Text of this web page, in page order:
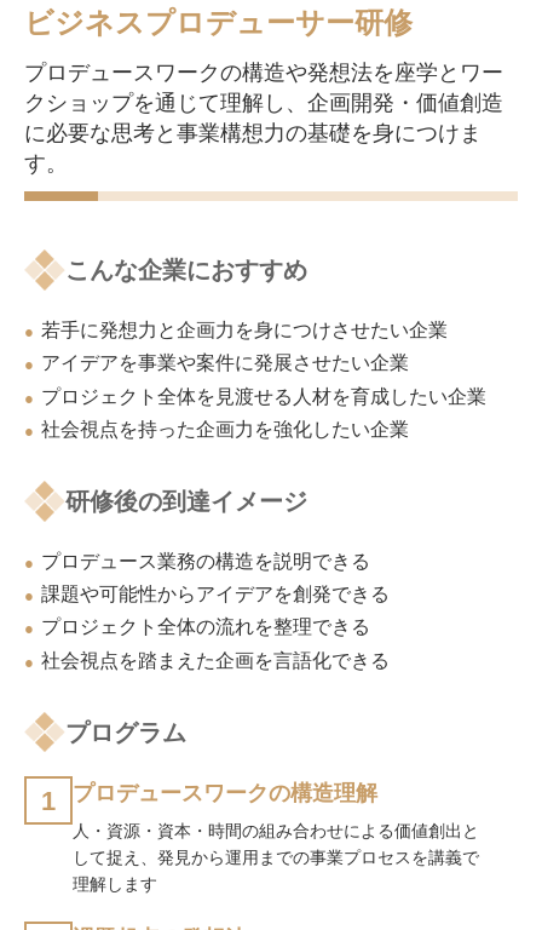
ビジネスプロデューサー研修
プロデュースワークの構造や発想法を座学とワー
クショップを通じて理解し、企画開発・価値創造
に必要な思考と事業構想力の基礎を身につけま
す。
こんな企業におすすめ
● 若手に発想力と企画力を身につけさせたい企業
● アイデアを事業や案件に発展させたい企業
● プロジェクト全体を見渡せる人材を育成したい企業
● 社会視点を持った企画力を強化したい企業
研修後の到達イメージ
● プロデュース業務の構造を説明できる
● 課題や可能性からアイデアを創発できる
● プロジェクト全体の流れを整理できる
● 社会視点を踏まえた企画を言語化できる
プログラム
1 プロデュースワークの構造理解
人・資源・資本・時間の組み合わせによる価値創出と
して捉え、発見から運用までの事業プロセスを講義で
理解します